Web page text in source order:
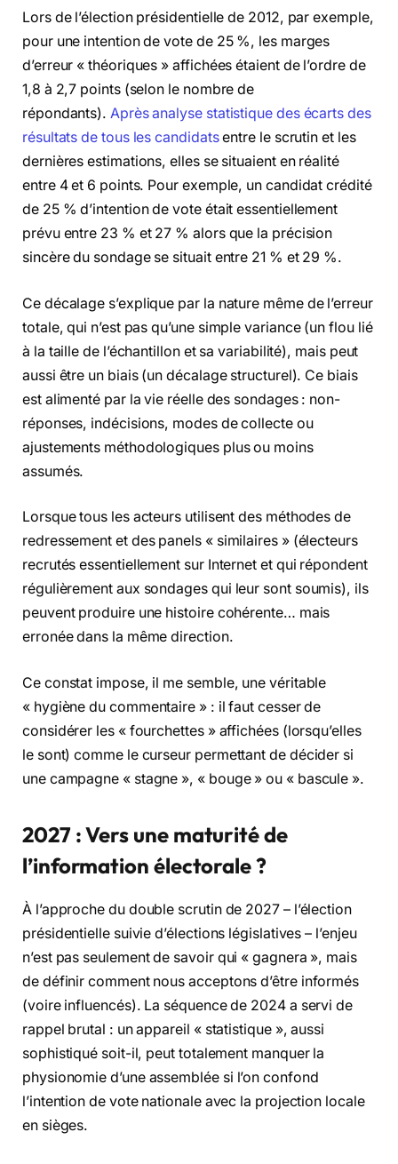
Lors de l’élection présidentielle de 2012, par exemple,
pour une intention de vote de 25 %, les marges
d’erreur « théoriques » affichées étaient de l’ordre de
1,8 à 2,7 points (selon le nombre de
répondants). Après analyse statistique des écarts des
résultats de tous les candidatsentre le scrutin et les
dernières estimations, elles se situaient en réalité
entre 4 et 6 points. Pour exemple, un candidat crédité
de 25 % d’intention de vote était essentiellement
prévu entre 23 % et 27 % alors que la précision
sincère du sondage se situait entre 21 % et 29 %.
Ce décalage s’explique par la nature même de l’erreur
totale, qui n’est pas qu’une simple variance (un flou lié
à la taille de l’échantillon et sa variabilité), mais peut
aussi être un biais (un décalage structurel). Ce biais
est alimenté par la vie réelle des sondages : non-
réponses, indécisions, modes de collecte ou
ajustements méthodologiques plus ou moins
assumés.
Lorsque tous les acteurs utilisent des méthodes de
redressement et des panels « similaires » (électeurs
recrutés essentiellement sur Internet et qui répondent
régulièrement aux sondages qui leur sont soumis), ils
peuvent produire une histoire cohérente… mais
erronée dans la même direction.
Ce constat impose, il me semble, une véritable
« hygiène du commentaire » : il faut cesser de
considérer les « fourchettes » affichées (lorsqu’elles
le sont) comme le curseur permettant de décider si
une campagne « stagne », « bouge » ou « bascule ».
2027 : Vers une maturité de
l’information électorale ?
À l’approche du double scrutin de 2027 – l’élection
présidentielle suivie d’élections législatives – l’enjeu
n’est pas seulement de savoir qui « gagnera », mais
de définir comment nous acceptons d’être informés
(voire influencés). La séquence de 2024 a servi de
rappel brutal : un appareil « statistique », aussi
sophistiqué soit-il, peut totalement manquer la
physionomie d’une assemblée si l’on confond
l’intention de vote nationale avec la projection locale
en sièges.